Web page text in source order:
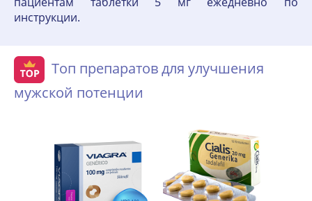
инструкции.
Топ препаратов для улучшения
мужской потенции